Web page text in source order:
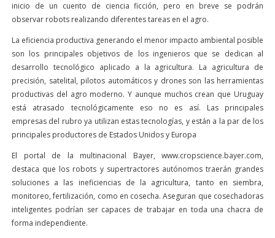
inicio de un cuento de ciencia ficción, pero en breve se podrán
observar robots realizando diferentes tareas en el agro.
La eficiencia productiva generando el menor impacto ambiental posible
son los principales objetivos de los ingenieros que se dedican al
desarrollo tecnológico aplicado a la agricultura. La agricultura de
precisión, satelital, pilotos automáticos y drones son las herramientas
productivas del agro moderno. Y aunque muchos crean que Uruguay
está atrasado tecnológicamente eso no es así. Las principales
empresas del rubro ya utilizan estas tecnologías, y están a la par de los
principales productores de Estados Unidos y Europa
El portal de la multinacional Bayer, www.cropscience.bayer.com,
destaca que los robots y supertractores autónomos traerán grandes
soluciones a las ineficiencias de la agricultura, tanto en siembra,
monitoreo, fertilización, como en cosecha. Aseguran que cosechadoras
inteligentes podrían ser capaces de trabajar en toda una chacra de
forma independiente.